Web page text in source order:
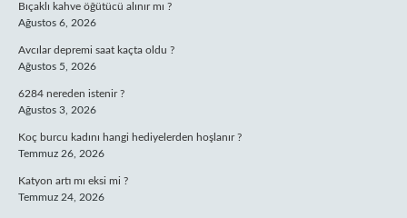
Bıçaklı kahve öğütücü alınır mı ?
Ağustos 6, 2026
Avcılar depremi saat kaçta oldu ?
Ağustos 5, 2026
6284 nereden istenir ?
Ağustos 3, 2026
Koç burcu kadını hangi hediyelerden hoşlanır ?
Temmuz 26, 2026
Katyon artı mı eksi mi ?
Temmuz 24, 2026